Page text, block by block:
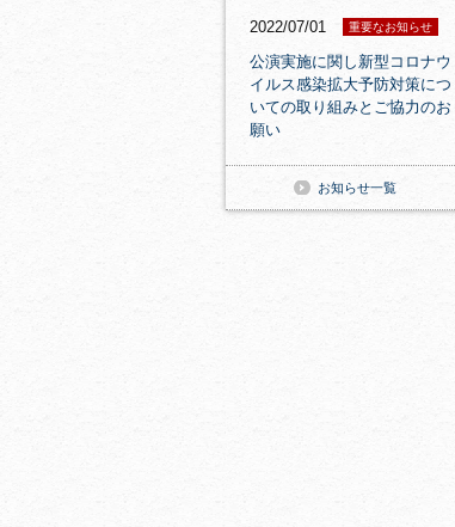
2022/07/01 重要なお知らせ
公演実施に関し新型コロナウ
イルス感染拡大予防対策につ
いての取り組みとご協力のお
願い
お知らせ一覧